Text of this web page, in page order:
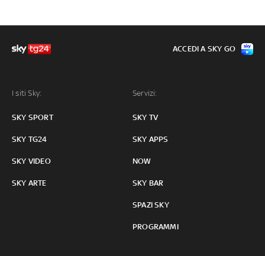
I siti Sky:
SKY SPORT
SKY TG24
SKY VIDEO
SKY ARTE
Servizi:
SKY TV
SKY APPS
NOW
SKY BAR
SPAZI SKY
PROGRAMMI
ACCEDI A SKY GO